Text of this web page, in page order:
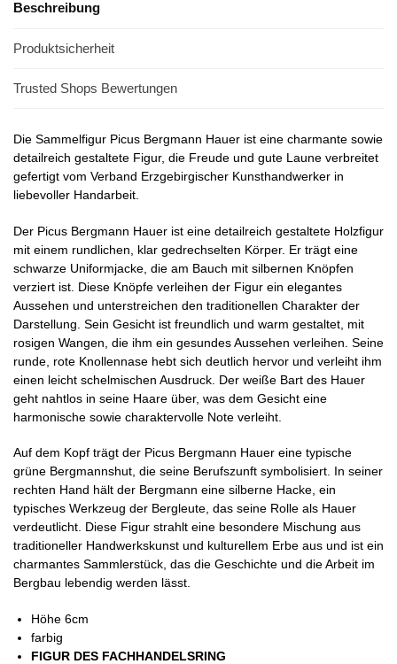
Beschreibung
Produktsicherheit
Trusted Shops Bewertungen
Die Sammelfigur Picus Bergmann Hauer ist eine charmante sowie
detailreich gestaltete Figur, die Freude und gute Laune verbreitet
gefertigt vom Verband Erzgebirgischer Kunsthandwerker in
liebevoller Handarbeit.
Der Picus Bergmann Hauer ist eine detailreich gestaltete Holzfigur
mit einem rundlichen, klar gedrechselten Körper. Er trägt eine
schwarze Uniformjacke, die am Bauch mit silbernen Knöpfen
verziert ist. Diese Knöpfe verleihen der Figur ein elegantes
Aussehen und unterstreichen den traditionellen Charakter der
Darstellung. Sein Gesicht ist freundlich und warm gestaltet, mit
rosigen Wangen, die ihm ein gesundes Aussehen verleihen. Seine
runde, rote Knollennase hebt sich deutlich hervor und verleiht ihm
einen leicht schelmischen Ausdruck. Der weiße Bart des Hauer
geht nahtlos in seine Haare über, was dem Gesicht eine
harmonische sowie charaktervolle Note verleiht.
Auf dem Kopf trägt der Picus Bergmann Hauer eine typische
grüne Bergmannshut, die seine Berufszunft symbolisiert. In seiner
rechten Hand hält der Bergmann eine silberne Hacke, ein
typisches Werkzeug der Bergleute, das seine Rolle als Hauer
verdeutlicht. Diese Figur strahlt eine besondere Mischung aus
traditioneller Handwerkskunst und kulturellem Erbe aus und ist ein
charmantes Sammlerstück, das die Geschichte und die Arbeit im
Bergbau lebendig werden lässt.
Höhe 6cm
farbig
FIGUR DES FACHHANDELSRING